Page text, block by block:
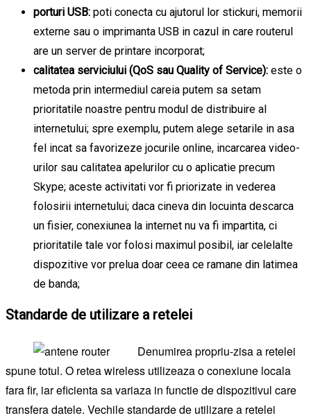
porturi USB: poti conecta cu ajutorul lor stickuri, memorii
externe sau o imprimanta USB in cazul in care routerul
are un server de printare incorporat;
calitatea serviciului (QoS sau Quality of Service): este o
metoda prin intermediul careia putem sa setam
prioritatile noastre pentru modul de distribuire al
internetului; spre exemplu, putem alege setarile in asa
fel incat sa favorizeze jocurile online, incarcarea video-
urilor sau calitatea apelurilor cu o aplicatie precum
Skype; aceste activitati vor fi priorizate in vederea
folosirii internetului; daca cineva din locuinta descarca
un fisier, conexiunea la internet nu va fi impartita, ci
prioritatile tale vor folosi maximul posibil, iar celelalte
dispozitive vor prelua doar ceea ce ramane din latimea
de banda;
Standarde de utilizare a retelei
Denumirea propriu-zisa a retelei
spune totul. O retea wireless utilizeaza o conexiune locala
fara fir, iar eficienta sa variaza in functie de dispozitivul care
transfera datele. Vechile standarde de utilizare a retelei